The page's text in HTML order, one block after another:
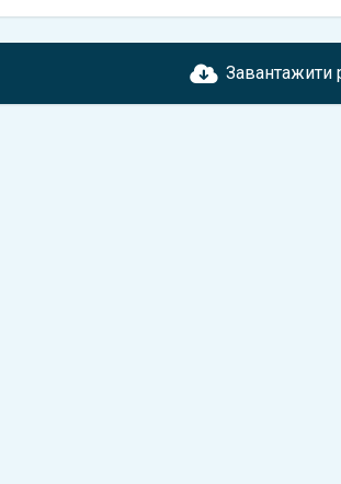
Перед завантаженням ознайомтесь з
надані в книзі. Можливі розбіжності, якщо рік
Завантажити